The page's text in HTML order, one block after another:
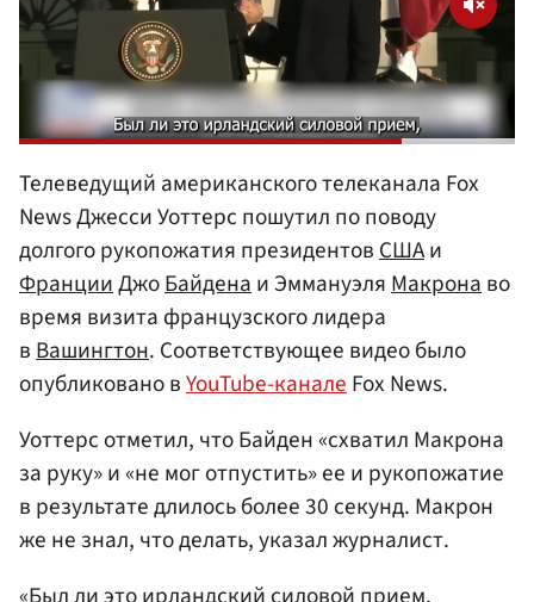
Телеведущий американского телеканала Fox
News Джесси Уоттерс пошутил по поводу
долгого рукопожатия президентовСШАи
ФранцииДжоБайденаи ЭммануэляМакронаво
время визита французского лидера
вВашингтон. Соответствующее видео было
опубликовано вYouTube-каналеFox News.
Уоттерс отметил, что Байден «схватил Макрона
за руку» и «не мог отпустить» ее и рукопожатие
в результате длилось более 30 секунд. Макрон
же не знал, что делать, указал журналист.